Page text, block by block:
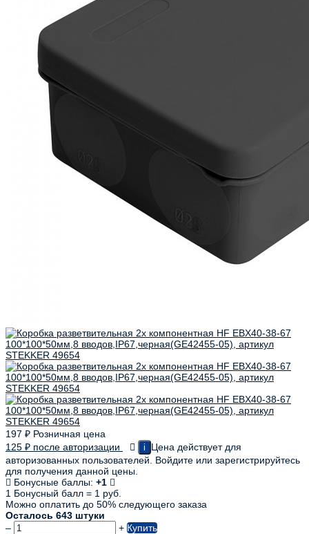
197 ₽ Розничная цена
125 ₽ после авторизации i
Цена действует для
авторизованных пользователей. Войдите или зарегистрируйтесь
для получения данной цены.
Бонусные баллы: +1
1 Бонусный балл = 1 руб.
Можно оплатить до 50% следующего заказа
Осталось 643 штуки
–
+ Купить